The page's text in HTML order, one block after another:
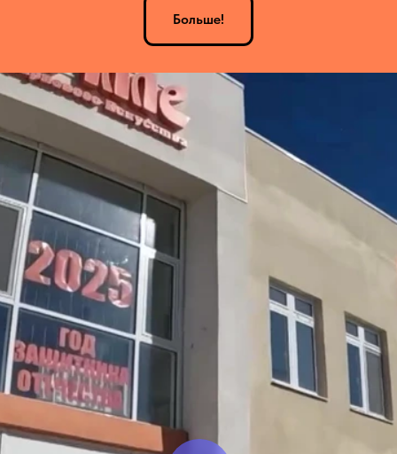
Больше!